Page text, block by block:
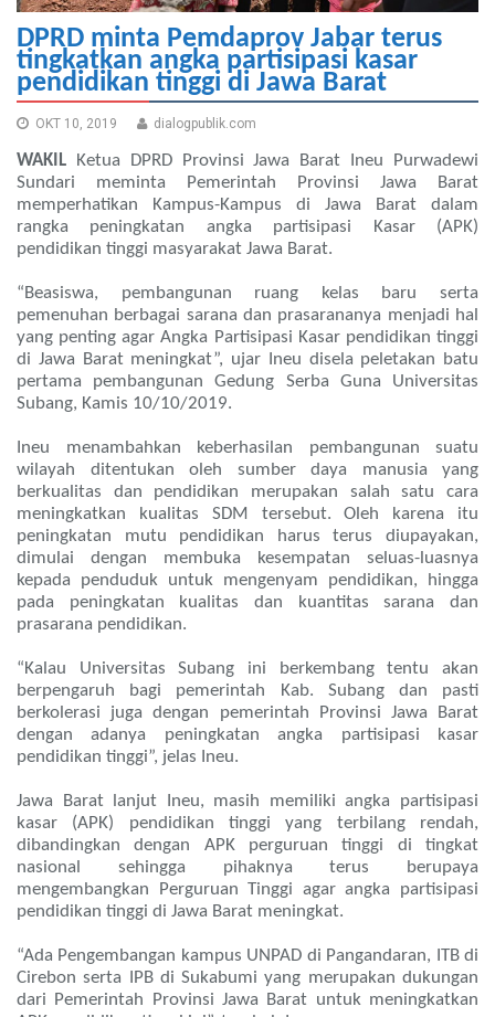
DPRD minta Pemdaprov Jabar terus
tingkatkan angka partisipasi kasar
pendidikan tinggi di Jawa Barat
OKT 10, 2019 dialogpublik.com
WAKIL Ketua DPRD Provinsi Jawa Barat Ineu Purwadewi
Sundari meminta Pemerintah Provinsi Jawa Barat
memperhatikan Kampus-Kampus di Jawa Barat dalam
rangka peningkatan angka partisipasi Kasar (APK)
pendidikan tinggi masyarakat Jawa Barat.
“Beasiswa, pembangunan ruang kelas baru serta
pemenuhan berbagai sarana dan prasarananya menjadi hal
yang penting agar Angka Partisipasi Kasar pendidikan tinggi
di Jawa Barat meningkat”, ujar Ineu disela peletakan batu
pertama pembangunan Gedung Serba Guna Universitas
Subang, Kamis 10/10/2019.
Ineu menambahkan keberhasilan pembangunan suatu
wilayah ditentukan oleh sumber daya manusia yang
berkualitas dan pendidikan merupakan salah satu cara
meningkatkan kualitas SDM tersebut. Oleh karena itu
peningkatan mutu pendidikan harus terus diupayakan,
dimulai dengan membuka kesempatan seluas-luasnya
kepada penduduk untuk mengenyam pendidikan, hingga
pada peningkatan kualitas dan kuantitas sarana dan
prasarana pendidikan.
“Kalau Universitas Subang ini berkembang tentu akan
berpengaruh bagi pemerintah Kab. Subang dan pasti
berkolerasi juga dengan pemerintah Provinsi Jawa Barat
dengan adanya peningkatan angka partisipasi kasar
pendidikan tinggi”, jelas Ineu.
Jawa Barat lanjut Ineu, masih memiliki angka partisipasi
kasar (APK) pendidikan tinggi yang terbilang rendah,
dibandingkan dengan APK perguruan tinggi di tingkat
nasional sehingga pihaknya terus berupaya
mengembangkan Perguruan Tinggi agar angka partisipasi
pendidikan tinggi di Jawa Barat meningkat.
“Ada Pengembangan kampus UNPAD di Pangandaran, ITB di
Cirebon serta IPB di Sukabumi yang merupakan dukungan
dari Pemerintah Provinsi Jawa Barat untuk meningkatkan